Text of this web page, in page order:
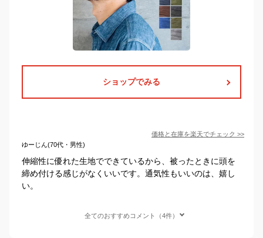
ショップでみる
価格と在庫を楽天でチェック >>
ゆーじん(70代・男性)
伸縮性に優れた生地でできているから、被ったときに頭を
締め付ける感じがなくいいです。通気性もいいのは、嬉し
い。
全てのおすすめコメント（4件）